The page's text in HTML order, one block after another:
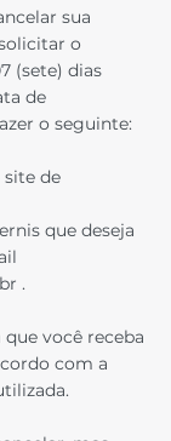
sua
o
(sete) dias
de
o seguinte:
site de
que deseja
.
você receba
com a